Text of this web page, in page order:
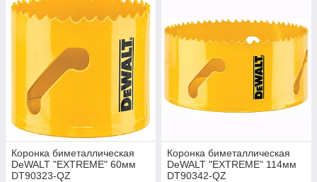
Коронка биметаллическая
DeWALT "EXTREME" 60мм
DT90323-QZ
Коронка биметаллическая
DeWALT "EXTREME" 114мм
DT90342-QZ